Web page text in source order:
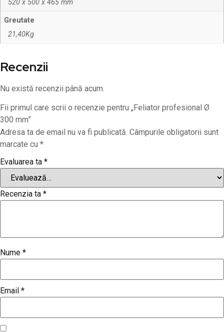
520 x 500 x 465 mm
Greutate
21,40Kg
Recenzii
Nu există recenzii până acum.
Fii primul care scrii o recenzie pentru „Feliator profesional Ø
300 mm”
Adresa ta de email nu va fi publicată. Câmpurile obligatorii sunt
marcate cu *
Evaluarea ta *
Recenzia ta *
Nume *
Email *